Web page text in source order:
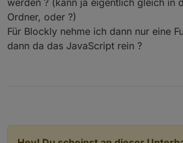
hier die spielstände
farben willst - let farbeGeradeZeilen="000000"
automatisches triggern der
Ordner, oder ?)
Für Blockly nehme ich dann nur eine
dann da das JavaScript rein ?